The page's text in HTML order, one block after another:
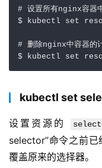
# 设置所有nginx容器
$
kubectl set
# 删除nginx中容器的
$
kubectl set
kubectl set
设置资源的
selector”命令之前
覆盖原来的选择器。